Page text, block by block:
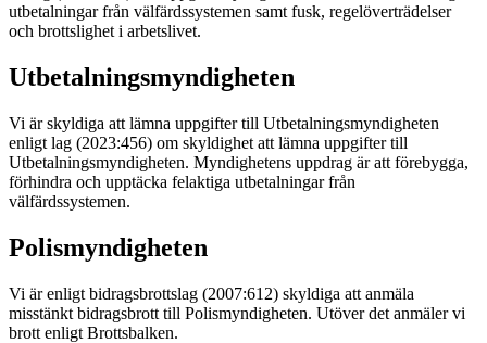
utbetalningar från välfärdssystemen samt fusk, regelöverträdelser
och brottslighet i arbetslivet.
Utbetalningsmyndigheten
Vi är skyldiga att lämna uppgifter till Utbetalningsmyndigheten
enligt lag (2023:456) om skyldighet att lämna uppgifter till
Utbetalningsmyndigheten. Myndighetens uppdrag är att förebygga,
förhindra och upptäcka felaktiga utbetalningar från
välfärdssystemen.
Polismyndigheten
Vi är enligt bidragsbrottslag (2007:612) skyldiga att anmäla
misstänkt bidragsbrott till Polismyndigheten. Utöver det anmäler vi
brott enligt Brottsbalken.